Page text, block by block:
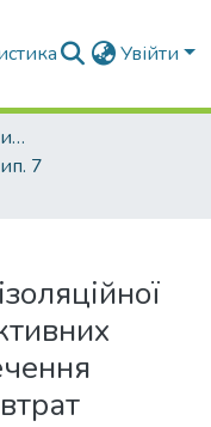
Увійти
Вибрані статті з наукових збірників КНУБА
7